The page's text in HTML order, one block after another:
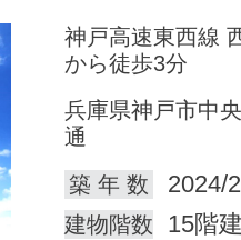
神戸高速東西線
から徒歩3分
兵庫県神戸市中
通
築 年 数
2024/
建物階数 15階